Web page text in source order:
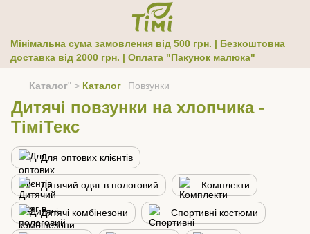
Мінімальна сума замовлення від 500 грн. | Безкоштовна
доставка від 2000 грн. | Оплата "Пакунок малюка"
Каталог" > Каталог Повзунки
Дитячі повзунки на хлопчика -
ТіміТекс
Для оптових клієнтів
Дитячий одяг в пологовий Комплекти
Дитячі комбінезони Спортивні костюми